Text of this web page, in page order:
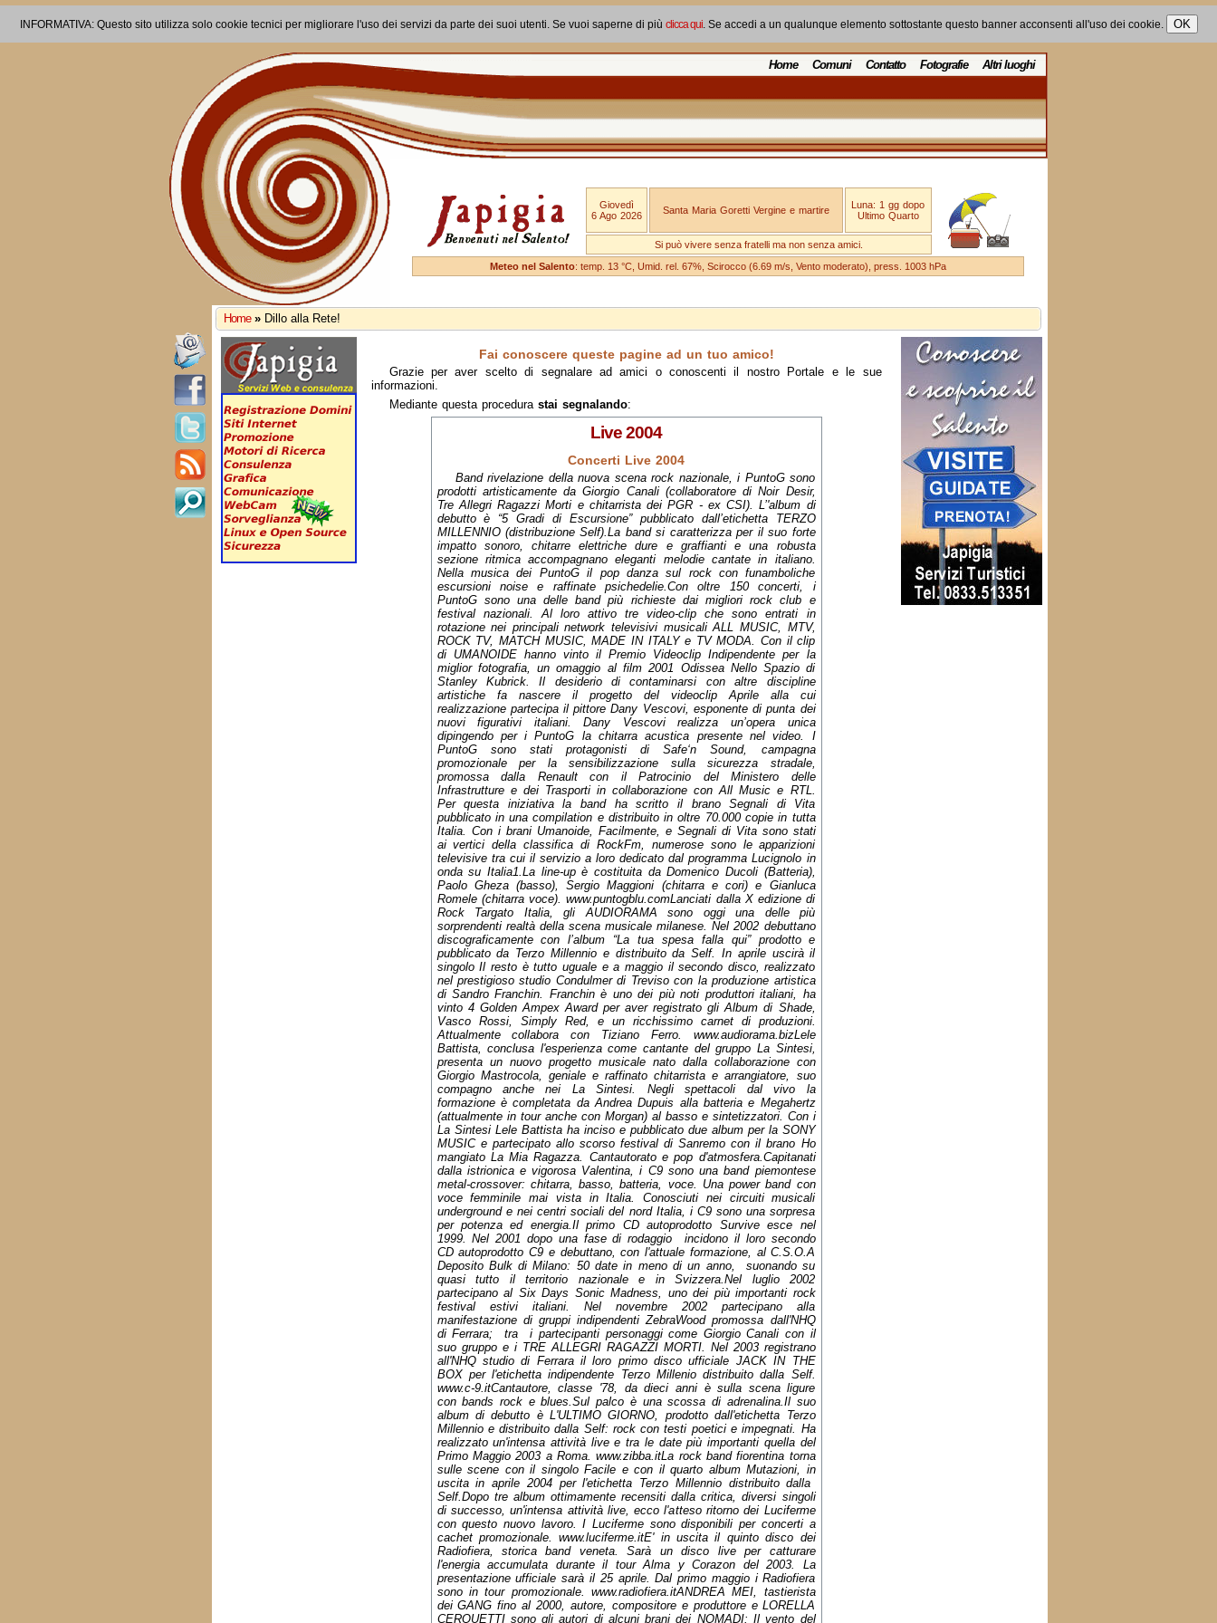
INFORMATIVA: Questo sito utilizza solo cookie tecnici per migliorare l'uso dei servizi da parte dei suoi utenti. Se vuoi saperne di più clicca qui. Se accedi a un qualunque elemento sottostante questo banner acconsenti all'uso dei cookie.
Home Comuni Contatto Fotografie Altri luoghi
Giovedì
6 Ago 2026
Santa Maria Goretti Vergine e martire
Luna: 1 gg dopo
Ultimo Quarto
Si può vivere senza fratelli ma non senza amici.
Meteo nel Salento: temp. 13 °C, Umid. rel. 67%, Scirocco (6.69 m/s, Vento moderato), press. 1003 hPa
Home » Dillo alla Rete!
Fai conoscere queste pagine ad un tuo amico!
Grazie per aver scelto di segnalare ad amici o conoscenti il nostro Portale e le sue
informazioni.
Mediante questa procedura stai segnalando:
Live 2004
Concerti Live 2004
Band rivelazione della nuova scena rock nazionale, i PuntoG sono
prodotti artisticamente da Giorgio Canali (collaboratore di Noir Desir,
Tre Allegri Ragazzi Morti e chitarrista dei PGR - ex CSI). L’'album di
debutto è “5 Gradi di Escursione” pubblicato dall’etichetta TERZO
MILLENNIO (distribuzione Self).La band si caratterizza per il suo forte
impatto sonoro, chitarre elettriche dure e graffianti e una robusta
sezione ritmica accompagnano eleganti melodie cantate in italiano.
Nella musica dei PuntoG il pop danza sul rock con funamboliche
escursioni noise e raffinate psichedelie.Con oltre 150 concerti, i
PuntoG sono una delle band più richieste dai migliori rock club e
festival nazionali. Al loro attivo tre video-clip che sono entrati in
rotazione nei principali network televisivi musicali ALL MUSIC, MTV,
ROCK TV, MATCH MUSIC, MADE IN ITALY e TV MODA. Con il clip
di UMANOIDE hanno vinto il Premio Videoclip Indipendente per la
miglior fotografia, un omaggio al film 2001 Odissea Nello Spazio di
Stanley Kubrick. Il desiderio di contaminarsi con altre discipline
artistiche fa nascere il progetto del videoclip Aprile alla cui
realizzazione partecipa il pittore Dany Vescovi, esponente di punta dei
nuovi figurativi italiani. Dany Vescovi realizza un’opera unica
dipingendo per i PuntoG la chitarra acustica presente nel video. I
PuntoG sono stati protagonisti di Safe‘n Sound, campagna
promozionale per la sensibilizzazione sulla sicurezza stradale,
promossa dalla Renault con il Patrocinio del Ministero delle
Infrastrutture e dei Trasporti in collaborazione con All Music e RTL.
Per questa iniziativa la band ha scritto il brano Segnali di Vita
pubblicato in una compilation e distribuito in oltre 70.000 copie in tutta
Italia. Con i brani Umanoide, Facilmente, e Segnali di Vita sono stati
ai vertici della classifica di RockFm, numerose sono le apparizioni
televisive tra cui il servizio a loro dedicato dal programma Lucignolo in
onda su Italia1.La line-up è costituita da Domenico Ducoli (Batteria),
Paolo Gheza (basso), Sergio Maggioni (chitarra e cori) e Gianluca
Romele (chitarra voce). www.puntogblu.comLanciati dalla X edizione di
Rock Targato Italia, gli AUDIORAMA sono oggi una delle più
sorprendenti realtà della scena musicale milanese. Nel 2002 debuttano
discograficamente con l’album “La tua spesa falla qui” prodotto e
pubblicato da Terzo Millennio e distribuito da Self. In aprile uscirà il
singolo Il resto è tutto uguale e a maggio il secondo disco, realizzato
nel prestigioso studio Condulmer di Treviso con la produzione artistica
di Sandro Franchin. Franchin è uno dei più noti produttori italiani, ha
vinto 4 Golden Ampex Award per aver registrato gli Album di Shade,
Vasco Rossi, Simply Red, e un ricchissimo carnet di produzioni.
Attualmente collabora con Tiziano Ferro. www.audiorama.bizLele
Battista, conclusa l'esperienza come cantante del gruppo La Sintesi,
presenta un nuovo progetto musicale nato dalla collaborazione con
Giorgio Mastrocola, geniale e raffinato chitarrista e arrangiatore, suo
compagno anche nei La Sintesi. Negli spettacoli dal vivo la
formazione è completata da Andrea Dupuis alla batteria e Megahertz
(attualmente in tour anche con Morgan) al basso e sintetizzatori. Con i
La Sintesi Lele Battista ha inciso e pubblicato due album per la SONY
MUSIC e partecipato allo scorso festival di Sanremo con il brano Ho
mangiato La Mia Ragazza. Cantautorato e pop d'atmosfera.Capitanati
dalla istrionica e vigorosa Valentina, i C9 sono una band piemontese
metal-crossover: chitarra, basso, batteria, voce. Una power band con
voce femminile mai vista in Italia. Conosciuti nei circuiti musicali
underground e nei centri sociali del nord Italia, i C9 sono una sorpresa
per potenza ed energia.Il primo CD autoprodotto Survive esce nel
1999. Nel 2001 dopo una fase di rodaggio incidono il loro secondo
CD autoprodotto C9 e debuttano, con l'attuale formazione, al C.S.O.A
Deposito Bulk di Milano: 50 date in meno di un anno, suonando su
quasi tutto il territorio nazionale e in Svizzera.Nel luglio 2002
partecipano al Six Days Sonic Madness, uno dei più importanti rock
festival estivi italiani. Nel novembre 2002 partecipano alla
manifestazione di gruppi indipendenti ZebraWood promossa dall'NHQ
di Ferrara; tra i partecipanti personaggi come Giorgio Canali con il
suo gruppo e i TRE ALLEGRI RAGAZZI MORTI. Nel 2003 registrano
all'NHQ studio di Ferrara il loro primo disco ufficiale JACK IN THE
BOX per l'etichetta indipendente Terzo Millenio distribuito dalla Self.
www.c-9.itCantautore, classe '78, da dieci anni è sulla scena ligure
con bands rock e blues.Sul palco è una scossa di adrenalina.Il suo
album di debutto è L'ULTIMO GIORNO, prodotto dall'etichetta Terzo
Millennio e distribuito dalla Self: rock con testi poetici e impegnati. Ha
realizzato un'intensa attività live e tra le date più importanti quella del
Primo Maggio 2003 a Roma. www.zibba.itLa rock band fiorentina torna
sulle scene con il singolo Facile e con il quarto album Mutazioni, in
uscita in aprile 2004 per l'etichetta Terzo Millennio distribuito dalla
Self.Dopo tre album ottimamente recensiti dalla critica, diversi singoli
di successo, un'intensa attività live, ecco l'atteso ritorno dei Luciferme
con questo nuovo lavoro. I Luciferme sono disponibili per concerti a
cachet promozionale. www.luciferme.itE' in uscita il quinto disco dei
Radiofiera, storica band veneta. Sarà un disco live per catturare
l'energia accumulata durante il tour Alma y Corazon del 2003. La
presentazione ufficiale sarà il 25 aprile. Dal primo maggio i Radiofiera
sono in tour promozionale. www.radiofiera.itANDREA MEI, tastierista
dei GANG fino al 2000, autore, compositore e produttore e LORELLA
CERQUETTI sono gli autori di alcuni brani dei NOMADI: Il vento del